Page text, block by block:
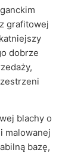
grafitowej
dobrze
blachy o
malowanej
bazę,